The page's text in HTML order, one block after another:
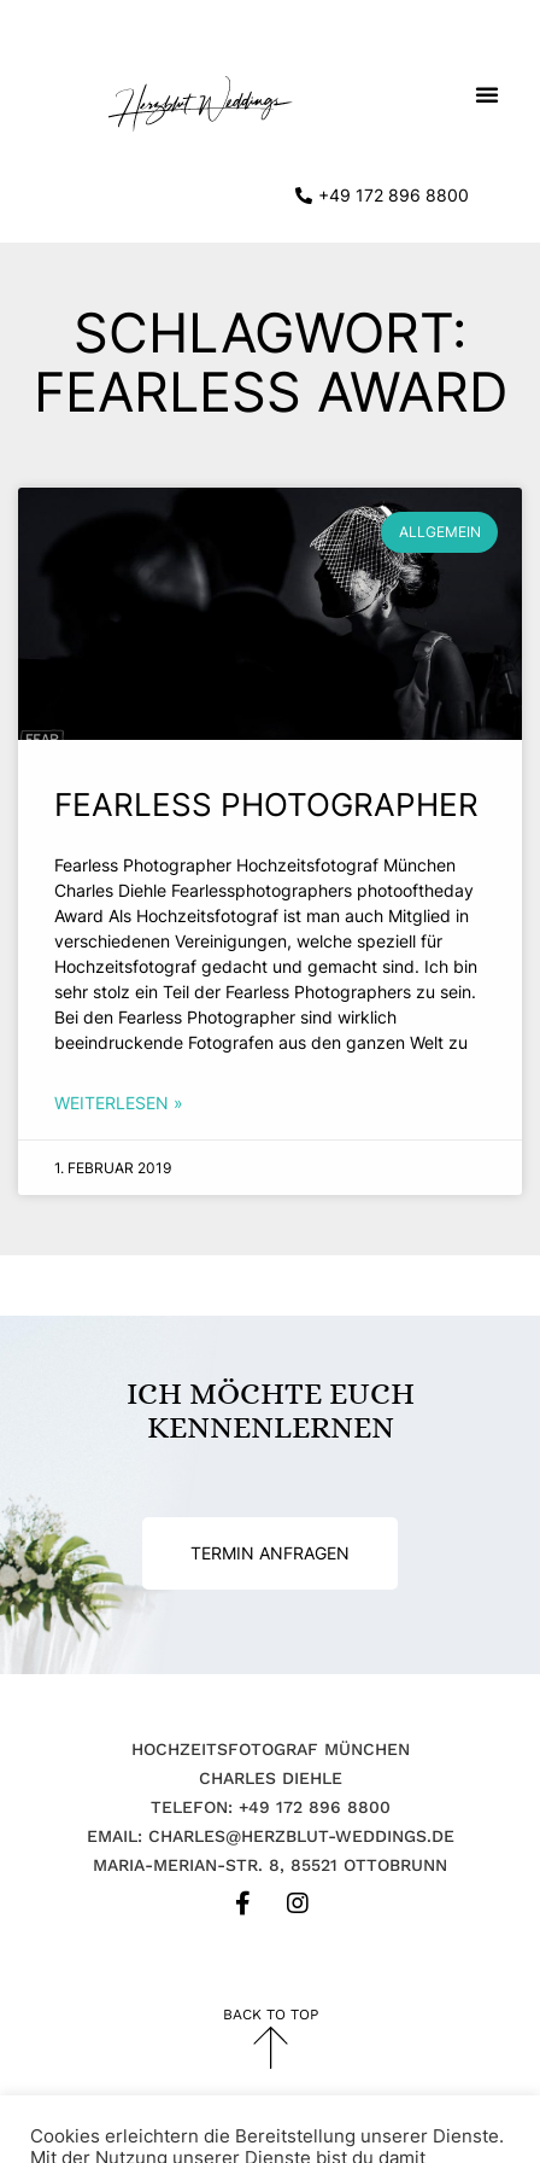
+49 172 896 8800
SCHLAGWORT:
FEARLESS AWARD
ALLGEMEIN
FEARLESS PHOTOGRAPHER
Fearless Photographer Hochzeitsfotograf München
Charles Diehle Fearlessphotographers photooftheday
Award Als Hochzeitsfotograf ist man auch Mitglied in
verschiedenen Vereinigungen, welche speziell für
Hochzeitsfotograf gedacht und gemacht sind. Ich bin
sehr stolz ein Teil der Fearless Photographers zu sein.
Bei den Fearless Photographer sind wirklich
beeindruckende Fotografen aus den ganzen Welt zu
WEITERLESEN »
1. FEBRUAR 2019
ICH MÖCHTE EUCH
KENNENLERNEN
TERMIN ANFRAGEN
HOCHZEITSFOTOGRAF MÜNCHEN
CHARLES DIEHLE
TELEFON: +49 172 896 8800
EMAIL: CHARLES@HERZBLUT-WEDDINGS.DE
MARIA-MERIAN-STR. 8, 85521 OTTOBRUNN
BACK TO TOP
IMPRESSUM DATENSCHUTZERKLÄRUNG
Cookies erleichtern die Bereitstellung unserer Dienste.
Mit der Nutzung unserer Dienste bist du damit